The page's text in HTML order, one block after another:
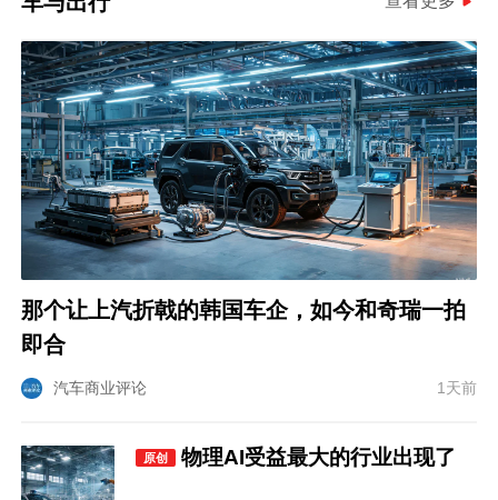
那个让上汽折戟的韩国车企，如今和奇瑞一拍
即合
汽车商业评论 1天前
原创 物理AI受益最大的行业出现了